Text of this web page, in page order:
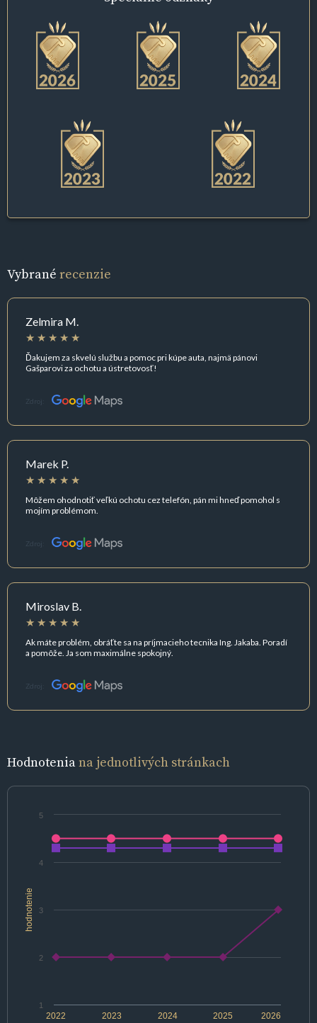
Vybrané recenzie
Zelmira M.
Ďakujem za skvelú službu a pomoc pri kúpe auta, najmä pánovi
Gašparovi za ochotu a ústretovosť!
Zdroj:
Marek P.
Môžem ohodnotiť veľkú ochotu cez telefón, pán mi hneď pomohol s
mojím problémom.
Zdroj:
Miroslav B.
Ak máte problém, obráťte sa na príjmacieho tecnika Ing. Jakaba. Poradí
a pomôže. Ja som maximálne spokojný.
Zdroj:
Hodnoteniana jednotlivých stránkach
hodnotenie
2022 2024 2026
2023 2025
1
2
3
4
5